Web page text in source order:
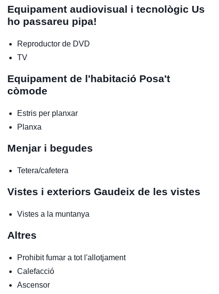
Equipament audiovisual i tecnològic Us
ho passareu pipa!
Reproductor de DVD
TV
Equipament de l'habitació Posa't
còmode
Estris per planxar
Planxa
Menjar i begudes
Tetera/cafetera
Vistes i exteriors Gaudeix de les vistes
Vistes a la muntanya
Altres
Prohibit fumar a tot l'allotjament
Calefacció
Ascensor